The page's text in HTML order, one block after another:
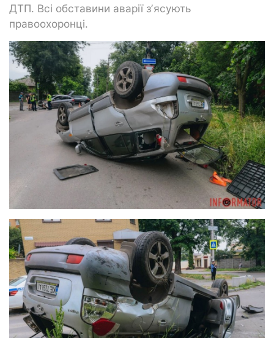
ДТП. Всі обставини аварії зʼясують
правоохоронці.